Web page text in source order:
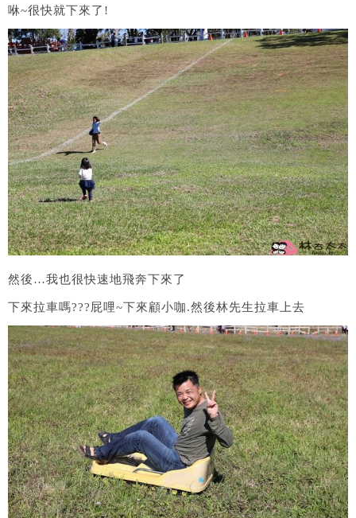
咻~很快就下來了!
然後…我也很快速地飛奔下來了
下來拉車嗎???屁哩~下來顧小咖.然後林先生拉車上去